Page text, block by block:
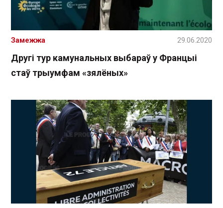
Другі тур камунальных выбараў у Францыі
стаў трыумфам «зялёных»
Замежжа 29.06.2020